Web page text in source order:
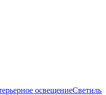
освещение